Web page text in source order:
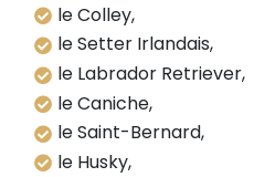
le Colley,
le Setter Irlandais,
le Labrador Retriever,
le Caniche,
le Saint-Bernard,
le Husky,